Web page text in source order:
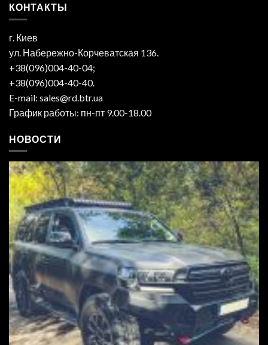
КОНТАКТЫ
г. Киев
ул. Набережно-Корчеватская 136.
+38(096)004-40-04;
+38(096)004-40-40.
E-mail: sales@rd.btr.ua
График работы: пн-пт 9.00-18.00
НОВОСТИ